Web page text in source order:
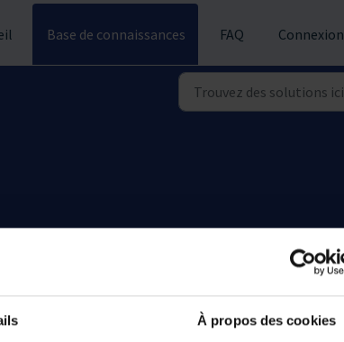
À propos des cookies
Base de connaissances FAQ Connexion